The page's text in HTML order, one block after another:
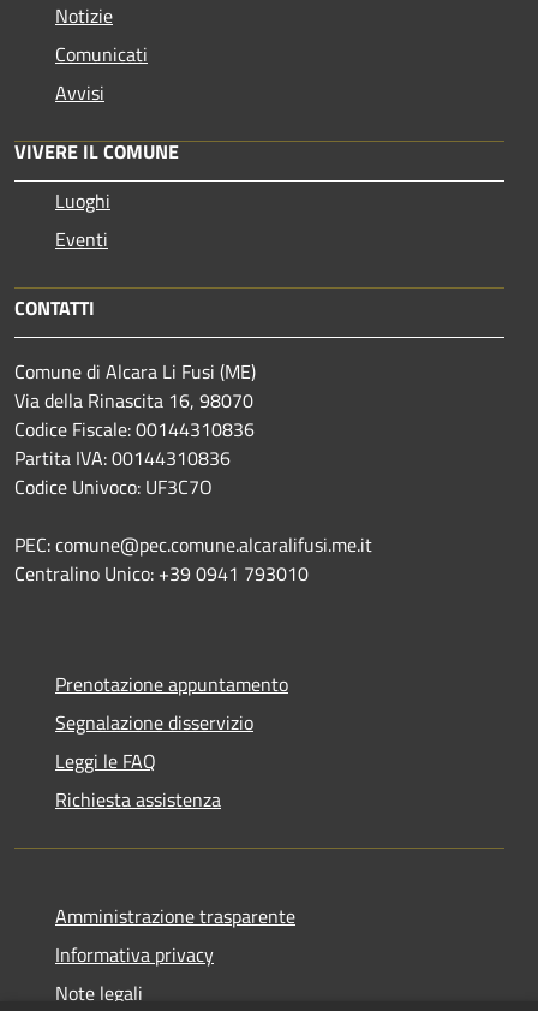
Notizie
Comunicati
Avvisi
VIVERE IL COMUNE
Luoghi
Eventi
CONTATTI
Comune di Alcara Li Fusi (ME)
Via della Rinascita 16, 98070
Codice Fiscale: 00144310836
Partita IVA: 00144310836
Codice Univoco: UF3C7O
PEC: comune@pec.comune.alcaralifusi.me.it
Centralino Unico: +39 0941 793010
Prenotazione appuntamento
Segnalazione disservizio
Leggi le FAQ
Richiesta assistenza
Amministrazione trasparente
Informativa privacy
Note legali